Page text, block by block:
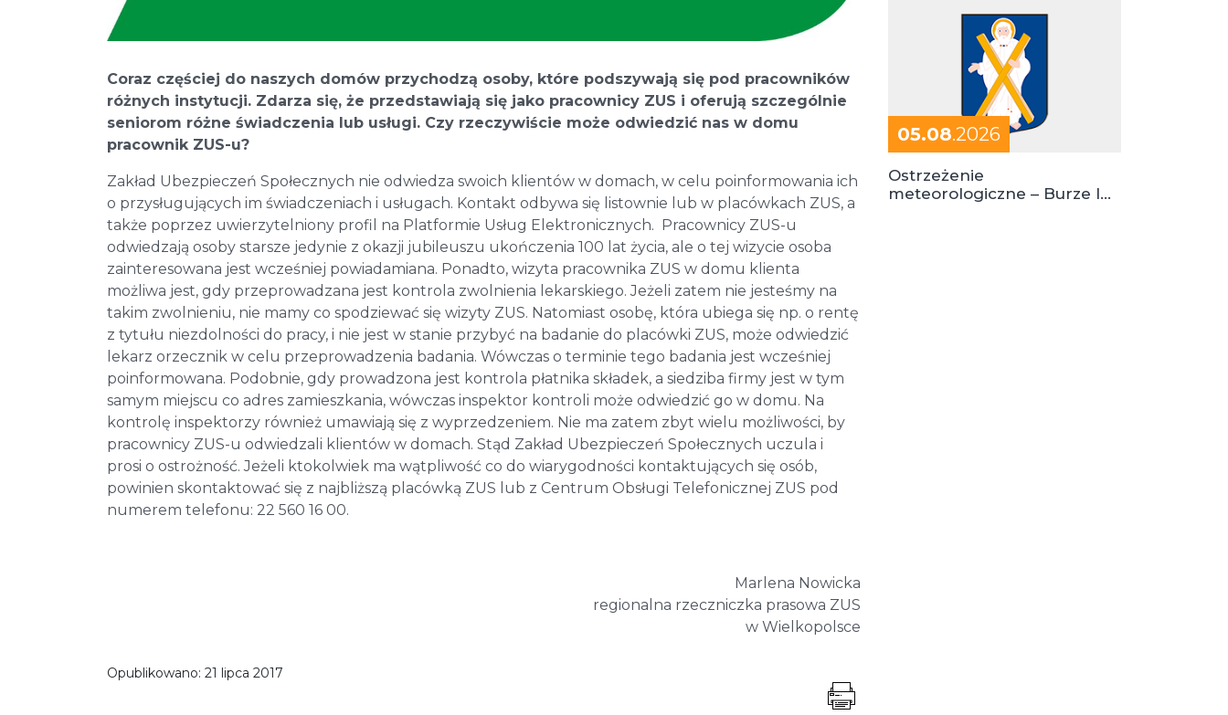
Coraz częściej do naszych domów przychodzą osoby, które podszywają się pod pracowników
różnych instytucji. Zdarza się, że przedstawiają się jako pracownicy ZUS i oferują szczególnie
seniorom różne świadczenia lub usługi. Czy rzeczywiście może odwiedzić nas w domu
pracownik ZUS-u?
Zakład Ubezpieczeń Społecznych nie odwiedza swoich klientów w domach, w celu poinformowania ich
o przysługujących im świadczeniach i usługach. Kontakt odbywa się listownie lub w placówkach ZUS, a
także poprzez uwierzytelniony profil na Platformie Usług Elektronicznych. Pracownicy ZUS-u
odwiedzają osoby starsze jedynie z okazji jubileuszu ukończenia 100 lat życia, ale o tej wizycie osoba
zainteresowana jest wcześniej powiadamiana. Ponadto, wizyta pracownika ZUS w domu klienta
możliwa jest, gdy przeprowadzana jest kontrola zwolnienia lekarskiego. Jeżeli zatem nie jesteśmy na
takim zwolnieniu, nie mamy co spodziewać się wizyty ZUS. Natomiast osobę, która ubiega się np. o rentę
z tytułu niezdolności do pracy, i nie jest w stanie przybyć na badanie do placówki ZUS, może odwiedzić
lekarz orzecznik w celu przeprowadzenia badania. Wówczas o terminie tego badania jest wcześniej
poinformowana. Podobnie, gdy prowadzona jest kontrola płatnika składek, a siedziba firmy jest w tym
samym miejscu co adres zamieszkania, wówczas inspektor kontroli może odwiedzić go w domu. Na
kontrolę inspektorzy również umawiają się z wyprzedzeniem. Nie ma zatem zbyt wielu możliwości, by
pracownicy ZUS-u odwiedzali klientów w domach. Stąd Zakład Ubezpieczeń Społecznych uczula i
prosi o ostrożność. Jeżeli ktokolwiek ma wątpliwość co do wiarygodności kontaktujących się osób,
powinien skontaktować się z najbliższą placówką ZUS lub z Centrum Obsługi Telefonicznej ZUS pod
numerem telefonu: 22 560 16 00.
Marlena Nowicka
regionalna rzeczniczka prasowa ZUS
w Wielkopolsce
Opublikowano: 21 lipca 2017
05.08.2026
Ostrzeżenie
meteorologiczne – Burze I